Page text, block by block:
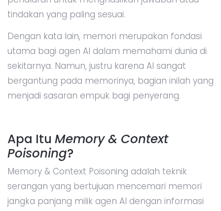
tindakan yang paling sesuai.
Dengan kata lain, memori merupakan fondasi
utama bagi agen AI dalam memahami dunia di
sekitarnya. Namun, justru karena AI sangat
bergantung pada memorinya, bagian inilah yang
menjadi sasaran empuk bagi penyerang.
Apa Itu Memory & Context
Poisoning?
Memory & Context Poisoning adalah teknik
serangan yang bertujuan mencemari memori
jangka panjang milik agen AI dengan informasi